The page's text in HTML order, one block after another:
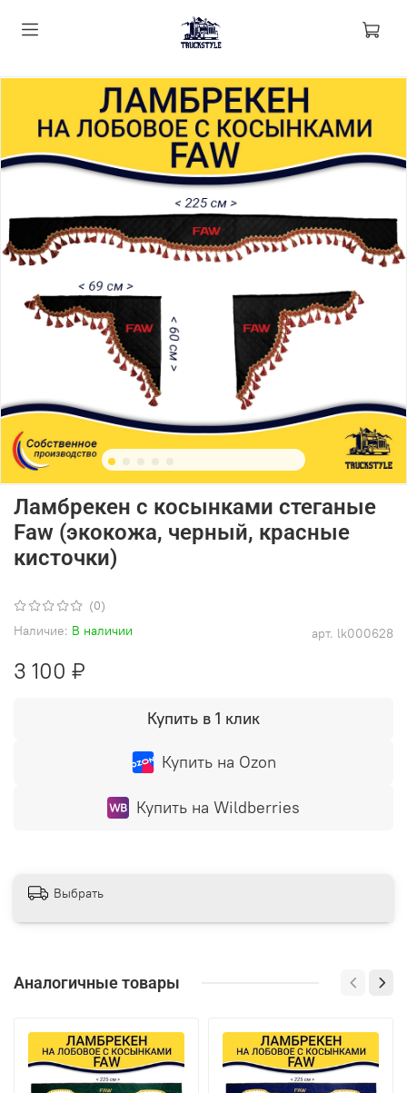
(0)
арт. lk000628
Наличие: В наличии
Ламбрекен с косынками стеганые
Faw (экокожа, черный, красные
кисточки)
3 100 ₽
Купить в 1 клик
Купить на Ozon
Купить на Wildberries
Выбрать
Аналогичные товары